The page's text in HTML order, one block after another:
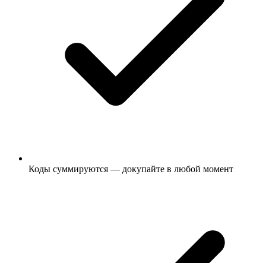
Коды суммируются — докупайте в любой момент